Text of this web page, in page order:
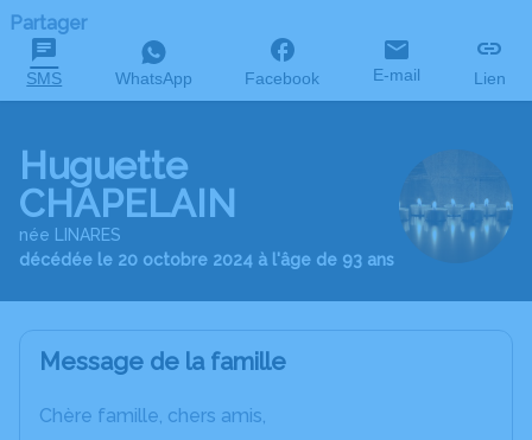
Partager
SMS WhatsApp Facebook E-mail Lien
Huguette
CHAPELAIN
née LINARES
décédée le 20 octobre 2024 à l'âge de 93 ans
Message de la famille
Chère famille, chers amis,